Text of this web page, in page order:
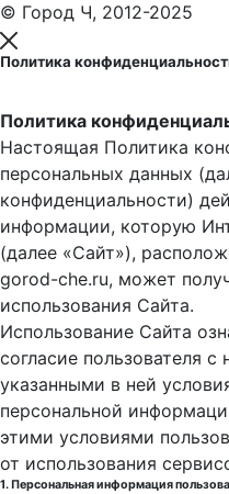
© Город Ч, 2012-2025
Политика
Политика
Настоящая Политика
персональных данных
конфиденциальности)
информации, которую
(далее «Сайт»),
gorod-che.ru, может
использования Cайта.
Использование Сайта
согласие пользователя
указанными в ней
персональной
этими условиями
от использования
1. Персональная информация